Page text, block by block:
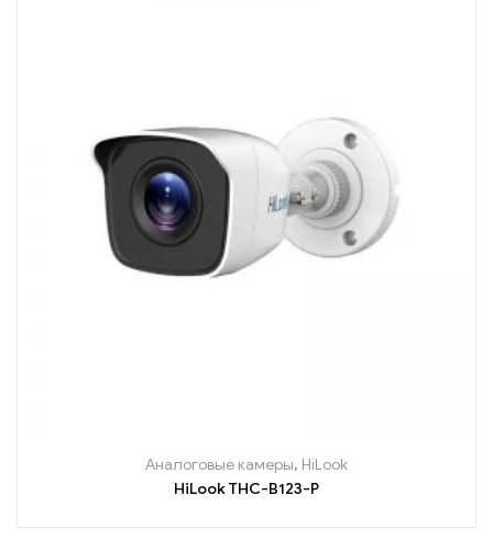
Аналоговые камеры, HiLook
HiLook THC-B123-P